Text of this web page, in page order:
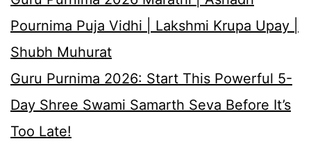
Pournima Puja Vidhi | Lakshmi Krupa Upay |
Shubh Muhurat
Guru Purnima 2026: Start This Powerful 5-
Day Shree Swami Samarth Seva Before It’s
Too Late!